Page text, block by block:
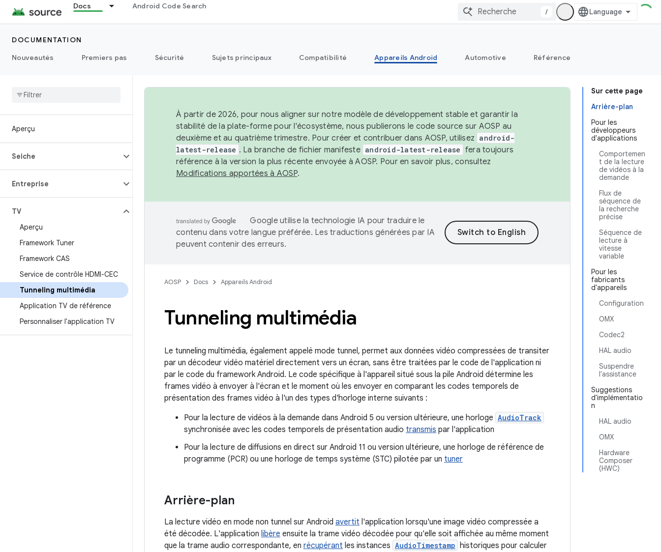
Docs Android Code Search
/
DOCUMENTATION
Nouveautés
Premiers pas Sécurité Sujets principaux Compatibilité Appareils Android Automotive Référence
Aperçu
Seiche
Entreprise
TV
Aperçu
Framework Tuner
Framework CAS
Service de contrôle HDMI-CEC
Tunneling multimédia
Application TV de référence
Personnaliser l'application TV
Sur cette page
Arrière-plan
Pour les
développeurs
d'applications
Comportemen
t de la lecture
de vidéos à la
demande
Flux de
séquence de
la recherche
précise
Séquence de
lecture à
vitesse
variable
Pour les
fabricants
d'appareils
Configuration
OMX
Codec2
HAL audio
Suspendre
l'assistance
Suggestions
d'implémentatio
n
HAL audio
OMX
Hardware
Composer
(HWC)
À partir de 2026, pour nous aligner sur notre modèle de développement stable et garantir la
stabilité de la plate-forme pour l'écosystème, nous publierons le code source sur AOSP au
deuxième et au quatrième trimestre. Pour créer et contribuer dans AOSP, utilisez android-
latest-release . La branche de fichier manifeste android-latest-release fera toujours
référence à la version la plus récente envoyée à AOSP. Pour en savoir plus, consultez
Modifications apportées à AOSP.
Google utilise la technologie IA pour traduire le
contenu dans votre langue préférée. Les traductions générées par IA
peuvent contenir des erreurs.
AOSP Docs Appareils Android
Tunneling multimédia
Le tunneling multimédia, également appelé mode tunnel, permet aux données vidéo compressées de transiter
par un décodeur vidéo matériel directement vers un écran, sans être traitées par le code de l'application ni
par le code du framework Android. Le code spécifique à l'appareil situé sous la pile Android détermine les
frames vidéo à envoyer à l'écran et le moment où les envoyer en comparant les codes temporels de
présentation des frames vidéo à l'un des types d'horloge interne suivants :
Pour la lecture de vidéos à la demande dans Android 5 ou version ultérieure, une horloge AudioTrack
synchronisée avec les codes temporels de présentation audio transmis par l'application
Pour la lecture de diffusions en direct sur Android 11 ou version ultérieure, une horloge de référence de
programme (PCR) ou une horloge de temps système (STC) pilotée par un tuner
Arrière-plan
La lecture vidéo en mode non tunnel sur Android avertit l'application lorsqu'une image vidéo compressée a
été décodée. L'application libère ensuite la trame vidéo décodée pour qu'elle soit affichée au même moment
que la trame audio correspondante, en récupérant les instances AudioTimestamp historiques pour calculer